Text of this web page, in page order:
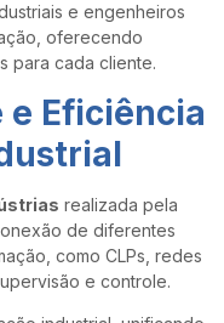
e engenheiros
oferecendo
para cada cliente.
e Eficiência
realizada pela
de diferentes
como CLPs, redes
e controle.